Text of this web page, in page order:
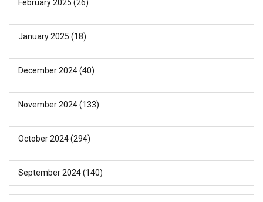
February 2025 (26)
January 2025 (18)
December 2024(40)
November 2024(133)
October 2024(294)
September 2024(140)